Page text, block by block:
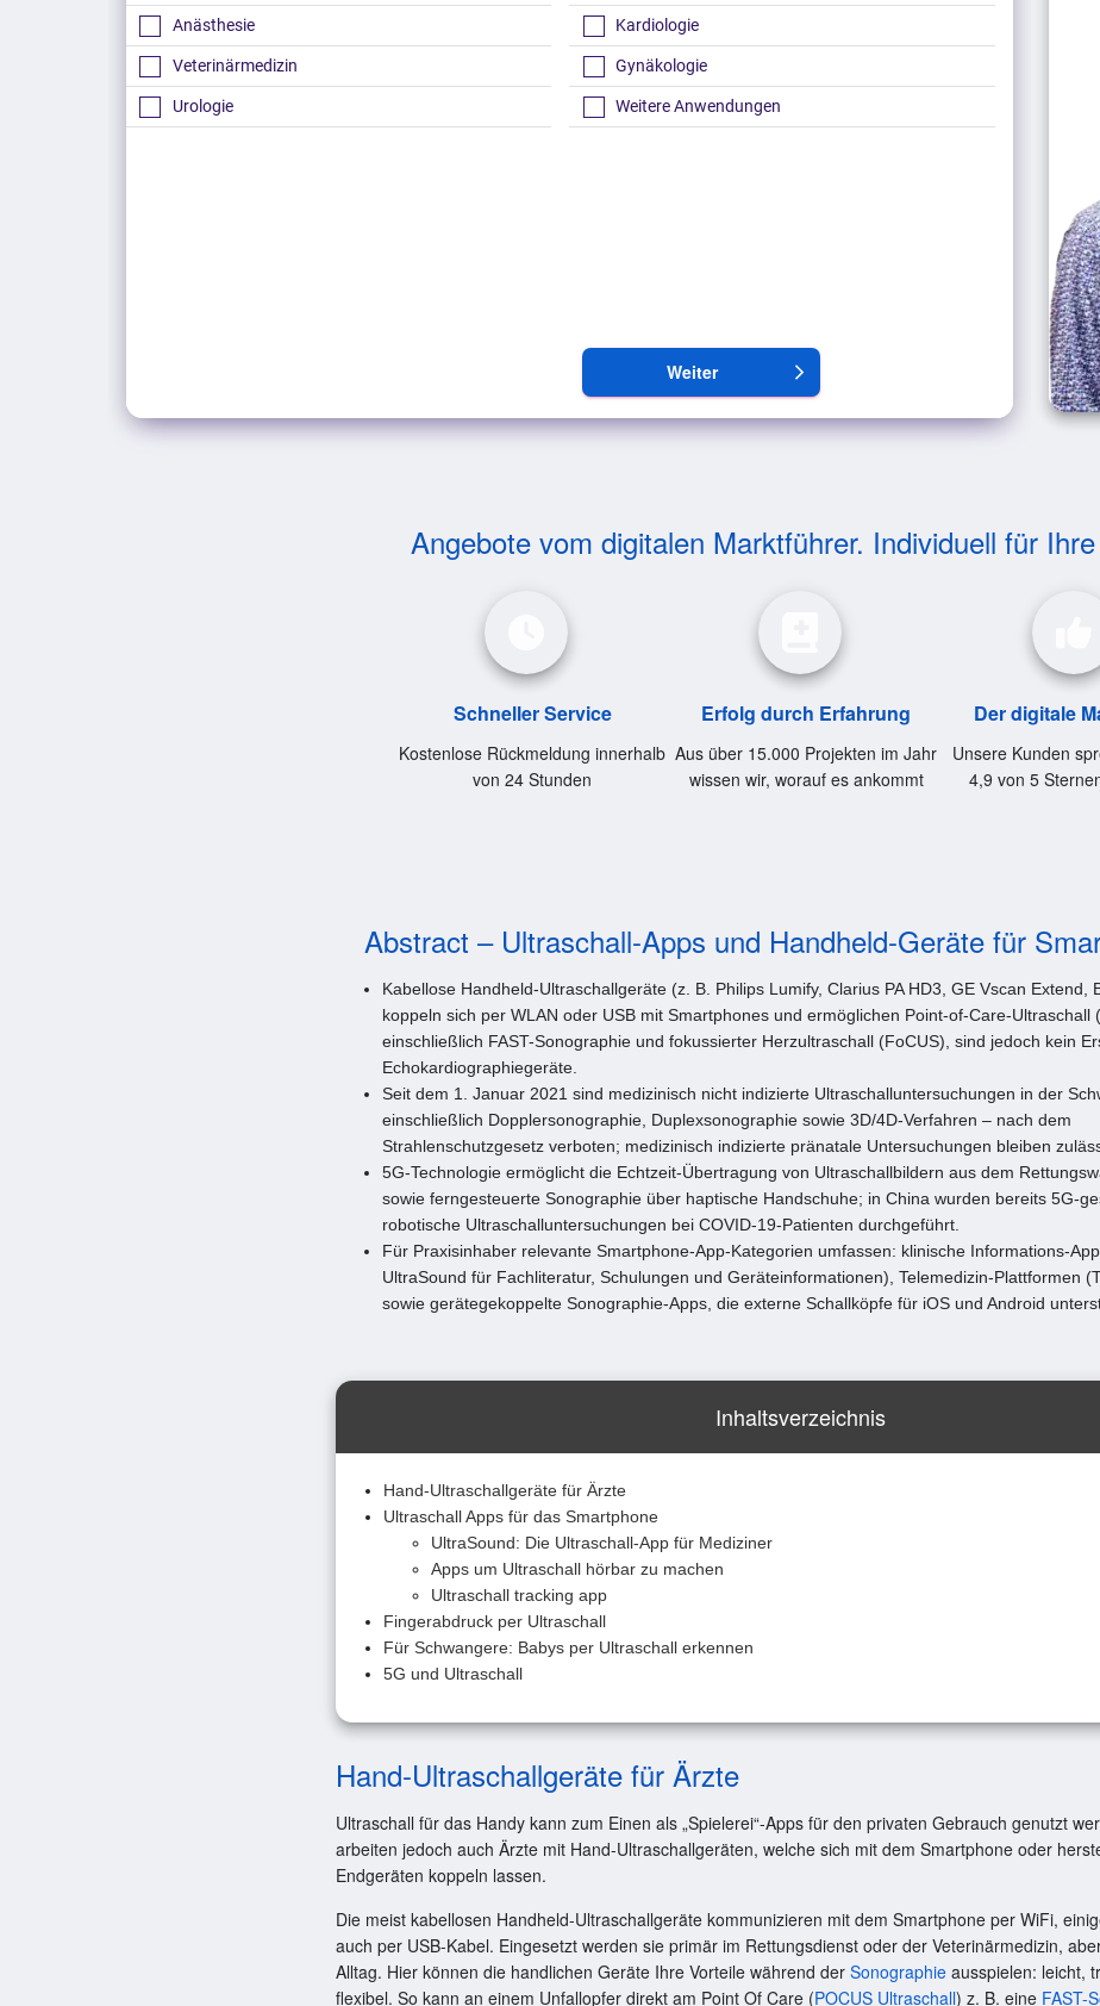
Anästhesie Kardiologie
Veterinärmedizin Gynäkologie
Urologie Weitere Anwendungen
Weiter arrow_forward_ios
Angebote vom digitalen Marktführer. Individuell für
Schneller Service
Kostenlose Rückmeldung innerhalb
von 24 Stunden
Erfolg durch Erfahrung
Aus über 15.000 Projekten im Jahr
wissen wir, worauf es ankommt
Der digitale
Unsere Kunden
4,9 von 5
Abstract – Ultraschall-Apps und Handheld-Geräte für
Kabellose Handheld-Ultraschallgeräte (z. B. Philips Lumify, Clarius PA HD3, GE Vscan Extend,
koppeln sich per WLAN oder USB mit Smartphones und ermöglichen Point-of-Care-Ultraschall
einschließlich FAST-Sonographie und fokussierter Herzultraschall (FoCUS), sind jedoch kein
Echokardiographiegeräte.
Seit dem 1. Januar 2021 sind medizinisch nicht indizierte Ultraschalluntersuchungen in der
einschließlich Dopplersonographie, Duplexsonographie sowie 3D/4D-Verfahren – nach dem
Strahlenschutzgesetz verboten; medizinisch indizierte pränatale Untersuchungen bleiben
5G-Technologie ermöglicht die Echtzeit-Übertragung von Ultraschallbildern aus dem
sowie ferngesteuerte Sonographie über haptische Handschuhe; in China wurden bereits 5G-
robotische Ultraschalluntersuchungen bei COVID-19-Patienten durchgeführt.
Für Praxisinhaber relevante Smartphone-App-Kategorien umfassen: klinische Informations-
UltraSound für Fachliteratur, Schulungen und Geräteinformationen), Telemedizin-Plattformen
sowie gerätegekoppelte Sonographie-Apps, die externe Schallköpfe für iOS und Android
Inhaltsverzeichnis
Hand-Ultraschallgeräte für Ärzte
Ultraschall Apps für das Smartphone
UltraSound: Die Ultraschall-App für Mediziner
Apps um Ultraschall hörbar zu machen
Ultraschall tracking app
Fingerabdruck per Ultraschall
Für Schwangere: Babys per Ultraschall erkennen
5G und Ultraschall
Hand-Ultraschallgeräte für Ärzte
Ultraschall für das Handy kann zum Einen als „Spielerei“-Apps für den privaten Gebrauch genutzt
arbeiten jedoch auch Ärzte mit Hand-Ultraschallgeräten, welche sich mit dem Smartphone oder
Endgeräten koppeln lassen.
Die meist kabellosen Handheld-Ultraschallgeräte kommunizieren mit dem Smartphone per WiFi,
auch per USB-Kabel. Eingesetzt werden sie primär im Rettungsdienst oder der Veterinärmedizin,
Alltag. Hier können die handlichen Geräte Ihre Vorteile während der Sonographie ausspielen: leicht,
flexibel. So kann an einem Unfallopfer direkt am Point Of Care (POCUS Ultraschall) z. B. eine FAST-